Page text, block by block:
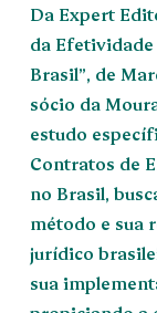
Da Expert
da
Brasil”, de
sócio da
estudo
Contratos de
no Brasil,
método e sua
jurídico
sua